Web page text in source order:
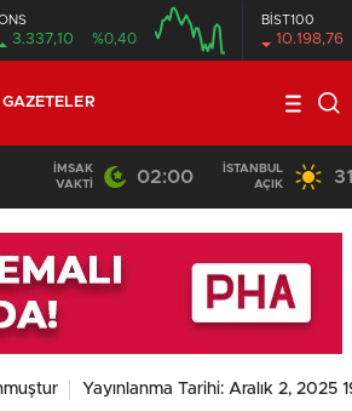
3.337,10 %0,40
BİST100
10.198,76
GAZETELER
İMSAK
VAKTI
02:00
İSTANBUL
AÇIK
Yayınlanma Tarihi: Aralık 2, 2025